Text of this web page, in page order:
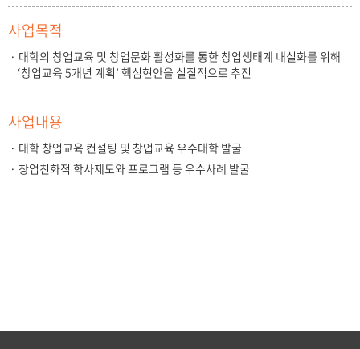
사업목적
· 대학의 창업교육 및 창업문화 활성화를 통한 창업생태계 내실화를 위해
‘창업교육 5개년 계획’ 핵심현안을 실질적으로 추진
사업내용
· 대학 창업교육 컨설팅 및 창업교육 우수대학 발굴
· 창업친화적 학사제도와 프로그램 등 우수사례 발굴